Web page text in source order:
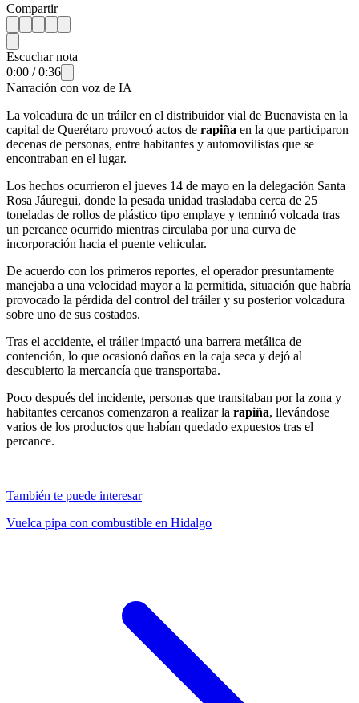
Compartir
Escuchar nota
0:00 /0:36
Narración con voz de IA
La volcadura de un tráiler en el distribuidor vial de Buenavista en la
capital de Querétaro provocó actos de rapiña en la que participaron
decenas de personas, entre habitantes y automovilistas que se
encontraban en el lugar.
Los hechos ocurrieron el jueves 14 de mayo en la delegación Santa
Rosa Jáuregui, donde la pesada unidad trasladaba cerca de 25
toneladas de rollos de plástico tipo emplaye y terminó volcada tras
un percance ocurrido mientras circulaba por una curva de
incorporación hacia el puente vehicular.
De acuerdo con los primeros reportes, el operador presuntamente
manejaba a una velocidad mayor a la permitida, situación que habría
provocado la pérdida del control del tráiler y su posterior volcadura
sobre uno de sus costados.
Tras el accidente, el tráiler impactó una barrera metálica de
contención, lo que ocasionó daños en la caja seca y dejó al
descubierto la mercancía que transportaba.
Poco después del incidente, personas que transitaban por la zona y
habitantes cercanos comenzaron a realizar la rapiña, llevándose
varios de los productos que habían quedado expuestos tras el
percance.
También te puede interesar
Vuelca pipa con combustible en Hidalgo